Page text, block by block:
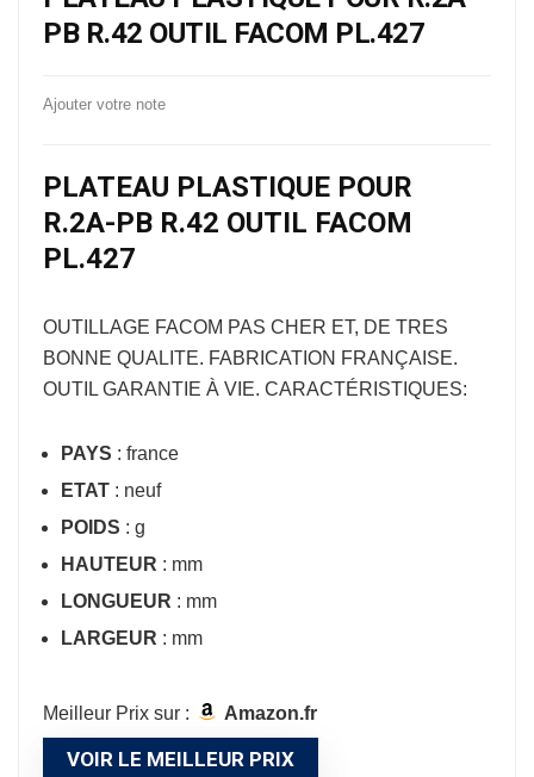
PB R.42 OUTIL FACOM PL.427
Ajouter votre note
PLATEAU PLASTIQUE POUR
R.2A-PB R.42 OUTIL FACOM
PL.427
OUTILLAGE FACOM PAS CHER ET, DE TRES
BONNE QUALITE. FABRICATION FRANÇAISE.
OUTIL GARANTIE À VIE. CARACTÉRISTIQUES:
PAYS : france
ETAT : neuf
POIDS : g
HAUTEUR : mm
LONGUEUR : mm
LARGEUR : mm
Meilleur Prix sur : Amazon.fr
VOIR LE MEILLEUR PRIX